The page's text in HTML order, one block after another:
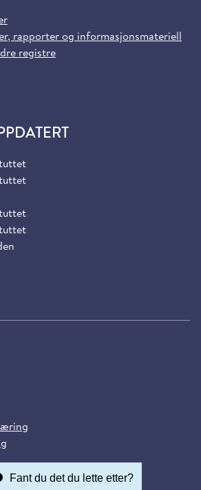
rapporter og informasjonsmateriell
registre
Fant du det du lette etter?